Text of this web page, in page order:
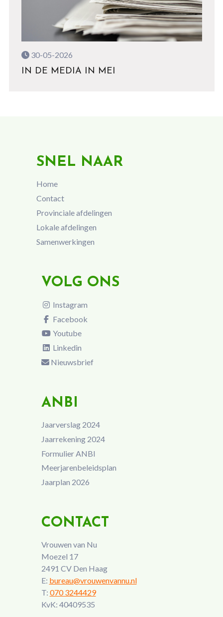
30-05-2026
IN DE MEDIA IN MEI
SNEL NAAR
Home
Contact
Provinciale afdelingen
Lokale afdelingen
Samenwerkingen
VOLG ONS
Instagram
Facebook
Youtube
Linkedin
Nieuwsbrief
ANBI
Jaarverslag 2024
Jaarrekening 2024
Formulier ANBI
Meerjarenbeleidsplan
Jaarplan 2026
CONTACT
Vrouwen van Nu
Moezel 17
2491 CV Den Haag
E: bureau@vrouwenvannu.nl
T: 070 3244429
KvK: 40409535